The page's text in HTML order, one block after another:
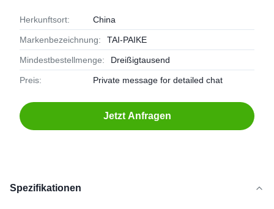
Herkunftsort: China
Markenbezeichnung: TAI-PAIKE
Mindestbestellmenge: Dreißigtausend
Preis: Private message for detailed chat
Jetzt Anfragen
Spezifikationen